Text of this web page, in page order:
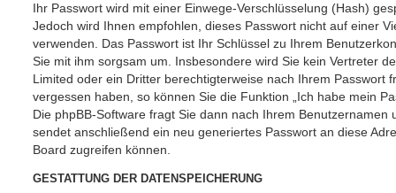
Ihr Passwort wird mit einer Einwege-Verschlüsselung (Hash)
Jedoch wird Ihnen empfohlen, dieses Passwort nicht auf einer
verwenden. Das Passwort ist Ihr Schlüssel zu Ihrem
Sie mit ihm sorgsam um. Insbesondere wird Sie kein Vertreter
Limited oder ein Dritter berechtigterweise nach Ihrem Passwort
vergessen haben, so können Sie die Funktion „Ich habe mein
Die phpBB-Software fragt Sie dann nach Ihrem Benutzernamen
sendet anschließend ein neu generiertes Passwort an diese
Board zugreifen können.
GESTATTUNG DER DATENSPEICHERUNG